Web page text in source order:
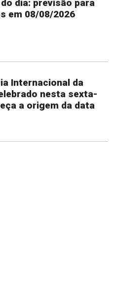
dia: previsão para
em 08/08/2026
Internacional da
nesta sexta-
a origem da data